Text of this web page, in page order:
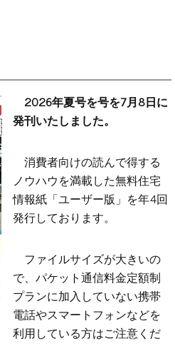
2026年夏号を号を7月8日に
発刊いたしました。
消費者向けの読んで得する
ノウハウを満載した無料住宅
情報紙「ユーザー版」を年4回
発行しております。
ファイルサイズが大きいの
で、パケット通信料金定額制
プランに加入していない携帯
電話やスマートフォンなどを
利用している方はご注意くだ